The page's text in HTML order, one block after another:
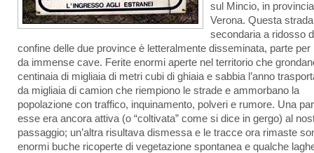
sul Mincio, in
Verona. Questa strada
secondaria a ridosso
confine delle due province è letteralmente disseminata, parte per
da immense cave. Ferite enormi aperte nel territorio che
centinaia di migliaia di metri cubi di ghiaia e sabbia l’anno
da migliaia di camion che riempiono le strade e ammorbano la
popolazione con traffico, inquinamento, polveri e rumore. Una
esse era ancora attiva (o “coltivata” come si dice in gergo) al
passaggio; un’altra risultava dismessa e le tracce ora rimaste
enormi buche ricoperte di vegetazione spontanea e qualche